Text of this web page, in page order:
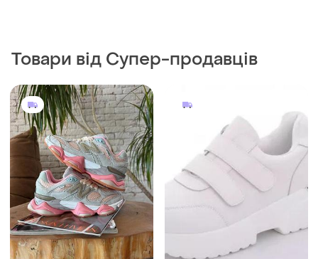
2899 грн
New Balance
Шкіряні кросівки